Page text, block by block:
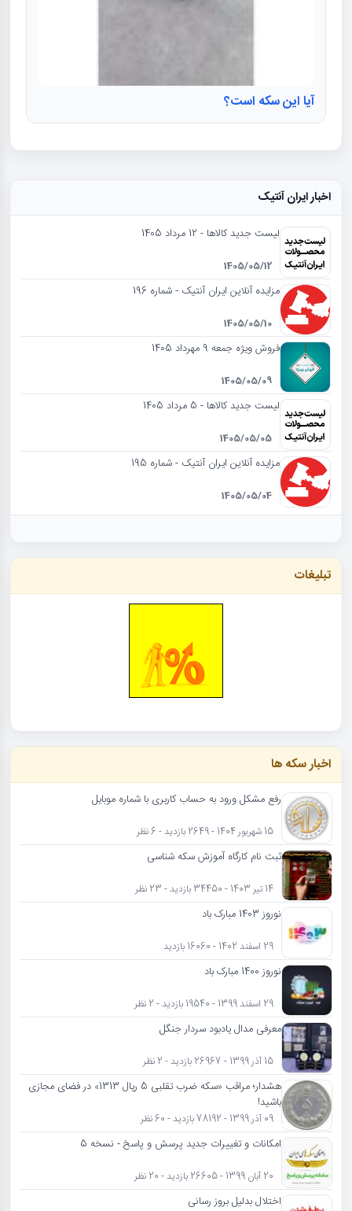
آیا این سکه است؟
اخبار ایران آنتیک
لیست جدید کالاها - 12 مرداد 1405
1405/05/12
مزایده آنلاین ایران آنتیک - شماره 196
1405/05/10
فروش ویژه جمعه 9 مهرداد 1405
1405/05/09
لیست جدید کالاها - 5 مرداد 1405
1405/05/05
مزایده آنلاین ایران آنتیک - شماره 195
1405/05/04
تبلیغات
اخبار سکه ها
رفع مشکل ورود به حساب کاربری با شماره موبایل
15 شهریور 1404 - 2649 بازدید - 6 نظر
ثبت نام کارگاه آموزش سکه شناسی
14 تیر 1403 - 34450 بازدید - 23 نظر
نوروز 1403 مبارک باد
29 اسفند 1402 - 16060 بازدید
نوروز 1400 مبارک باد
29 اسفند 1399 - 19540 بازدید - 2 نظر
معرفی مدال یادبود سردار جنگل
15 آذر 1399 - 26967 بازدید - 2 نظر
هشدار؛ مراقب «سکه ضرب تقلبی 5 ریال 1313» در فضای مجازی
باشید!
09 آذر 1399 - 78192 بازدید - 60 نظر
امکانات و تغییرات جدید پرسش و پاسخ - نسخه 5
20 آبان 1399 - 26605 بازدید - 20 نظر
اختلال بدلیل بروز رسانی